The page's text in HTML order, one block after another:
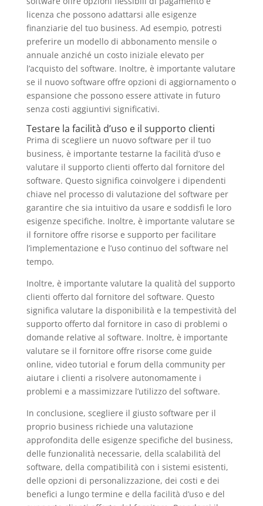
licenza che possono adattarsi alle esigenze
finanziarie del tuo business. Ad esempio, potresti
preferire un modello di abbonamento mensile o
annuale anziché un costo iniziale elevato per
l’acquisto del software. Inoltre, è importante valutare
se il nuovo software offre opzioni di aggiornamento o
espansione che possono essere attivate in futuro
senza costi aggiuntivi significativi.
Testare la facilità d’uso e il supporto clienti
Prima di scegliere un nuovo software per il tuo
business, è importante testarne la facilità d’uso e
valutare il supporto clienti offerto dal fornitore del
software. Questo significa coinvolgere i dipendenti
chiave nel processo di valutazione del software per
garantire che sia intuitivo da usare e soddisfi le loro
esigenze specifiche. Inoltre, è importante valutare se
il fornitore offre risorse e supporto per facilitare
l’implementazione e l’uso continuo del software nel
tempo.
Inoltre, è importante valutare la qualità del supporto
clienti offerto dal fornitore del software. Questo
significa valutare la disponibilità e la tempestività del
supporto offerto dal fornitore in caso di problemi o
domande relative al software. Inoltre, è importante
valutare se il fornitore offre risorse come guide
online, video tutorial e forum della community per
aiutare i clienti a risolvere autonomamente i
problemi e a massimizzare l’utilizzo del software.
In conclusione, scegliere il giusto software per il
proprio business richiede una valutazione
approfondita delle esigenze specifiche del business,
delle funzionalità necessarie, della scalabilità del
software, della compatibilità con i sistemi esistenti,
delle opzioni di personalizzazione, dei costi e dei
benefici a lungo termine e della facilità d’uso e del